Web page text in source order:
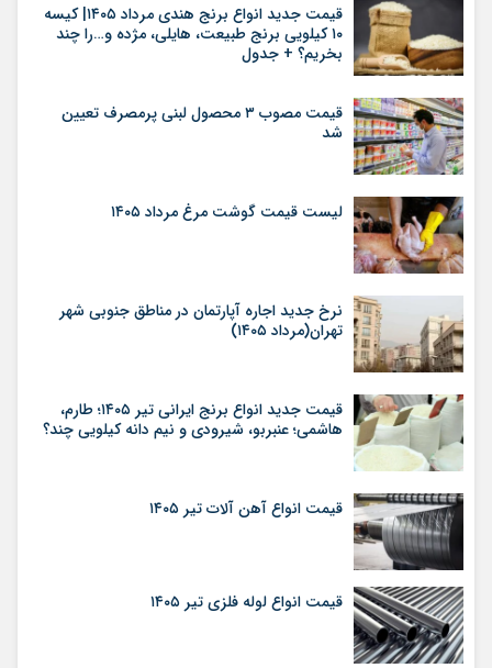
قیمت جدید انواع برنج هندی مرداد ۱۴۰۵| کیسه
۱۰ کیلویی برنج طبیعت، هایلی، مژده و…را چند
بخریم؟ + جدول
قیمت مصوب ۳ محصول لبنی پرمصرف تعیین
شد
لیست قیمت گوشت مرغ مرداد ۱۴۰۵
نرخ جدید اجاره آپارتمان در مناطق جنوبی شهر
تهران(مرداد ۱۴۰۵)
قیمت جدید انواع برنج ایرانی تیر ۱۴۰۵؛ طارم،
هاشمی؛ عنبربو، شیرودی و نیم دانه کیلویی چند؟
قیمت انواع آهن آلات تیر ۱۴۰۵
قیمت انواع لوله فلزی تیر ۱۴۰۵